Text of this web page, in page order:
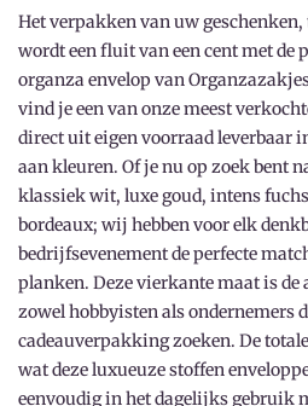
Het verpakken van uw
wordt een fluit van een cent met de
organza envelop van
vind je een van onze meest
direct uit eigen voorraad leverbaar
aan kleuren. Of je nu op zoek bent
klassiek wit, luxe goud, intens
bordeaux; wij hebben voor elk
bedrijfsevenement de perfecte
planken. Deze vierkante maat is de
zowel hobbyisten als ondernemers
cadeauverpakking zoeken. De
wat deze luxueuze stoffen
eenvoudig in het dagelijks gebruik